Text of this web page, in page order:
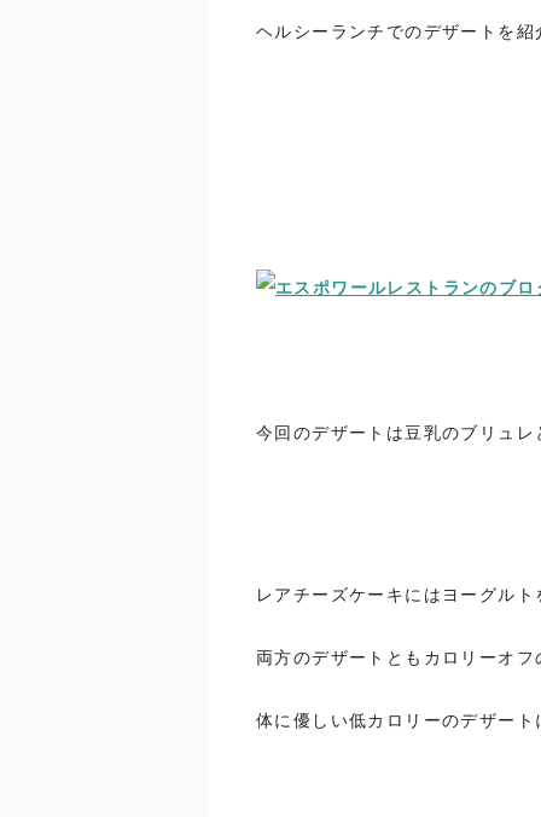
ヘルシーランチでのデザートを紹
今回のデザートは豆乳のブリュ
レアチーズケーキにはヨーグルト
両方のデザートともカロリーオ
体に優しい低カロリーのデザー